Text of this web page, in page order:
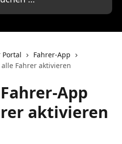
Portal
Fahrer-App
Fahrer aktivieren
App
aktivieren